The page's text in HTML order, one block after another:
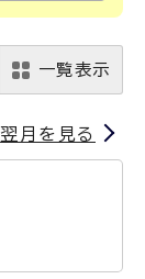
一覧表示
翌月を見る